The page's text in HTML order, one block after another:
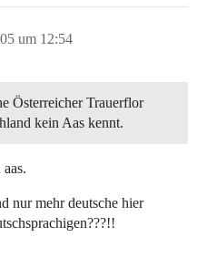
um 12:54
Österreicher Trauerflor
kein Aas kennt.
nur mehr deutsche hier